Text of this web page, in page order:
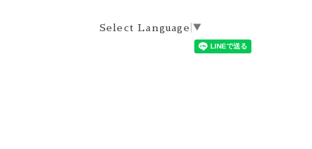
Select Language ▼